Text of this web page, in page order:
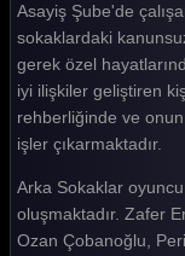
Arka Sokaklar
Arka Sokaklar
Arka Sokaklar
Arka Sokaklar
Arka Sokaklar
Arka Sokaklar
Asayiş Şube'de
sokaklardaki
gerek özel
iyi ilişkiler geliştiren
rehberliğinde ve
işler çıkarmaktadır.
Arka Sokaklar
oluşmaktadır. Zafer
Ozan Çobanoğlu,